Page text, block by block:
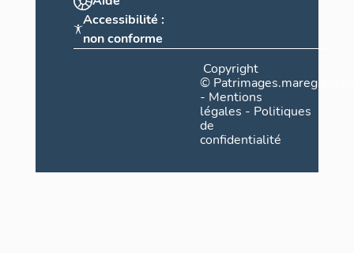
Accessibilité :
non conforme
Copyright
©
- Mentions
légales - Politiques
de
confidentialité